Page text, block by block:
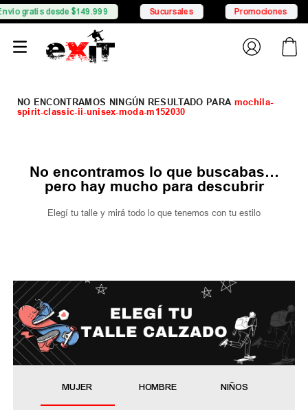
gratis desde $149.999 Sucursales Promociones
mochila-
spirit-classic-ii-unisex-moda-m152030
No encontramos lo que buscabas…
pero hay mucho para descubrir
Elegí tu talle y mirá todo lo que tenemos con tu estilo
MUJER HOMBRE NIÑOS